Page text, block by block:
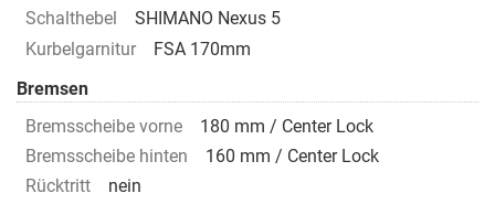
Schalthebel
SHIMANO Nexus 5
Kurbelgarnitur
FSA 170mm
Bremsen
Bremsscheibe vorne
180 mm / Center Lock
Bremsscheibe hinten
160 mm / Center Lock
Rücktritt
nein